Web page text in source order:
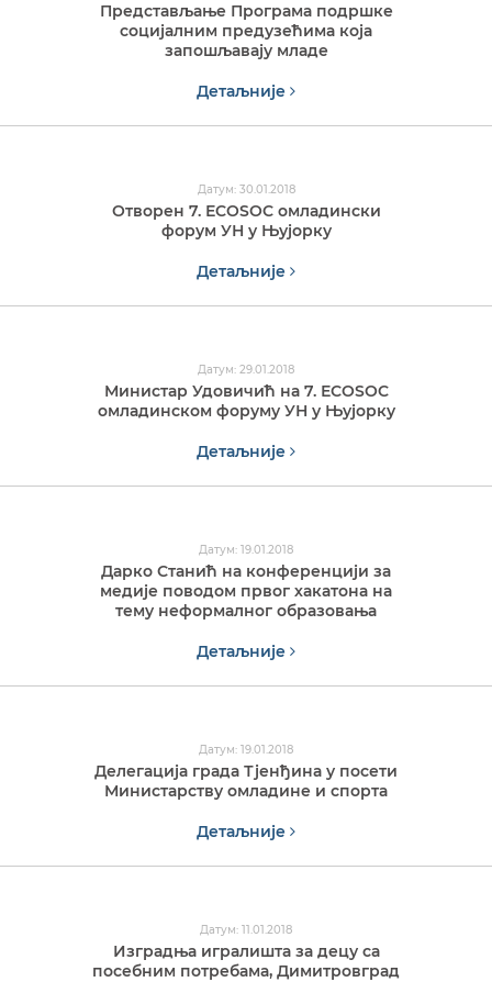
Представљање Програма подршке
социјалним предузећима која
запошљавају младе
Детаљније
Датум: 30.01.2018
Отворен 7. ЕCOSOC омладински
форум УН у Њујорку
Детаљније
Датум: 29.01.2018
Министар Удовичић на 7. ЕCOSOC
омладинском форуму УН у Њујорку
Детаљније
Датум: 19.01.2018
Дарко Станић на конференцији за
медије поводом првог хакатона на
тему неформалног образовања
Детаљније
Датум: 19.01.2018
Делегација града Тјенђина у посети
Министарству омладине и спорта
Детаљније
Датум: 11.01.2018
Изградња игралишта за децу са
посебним потребама, Димитровград